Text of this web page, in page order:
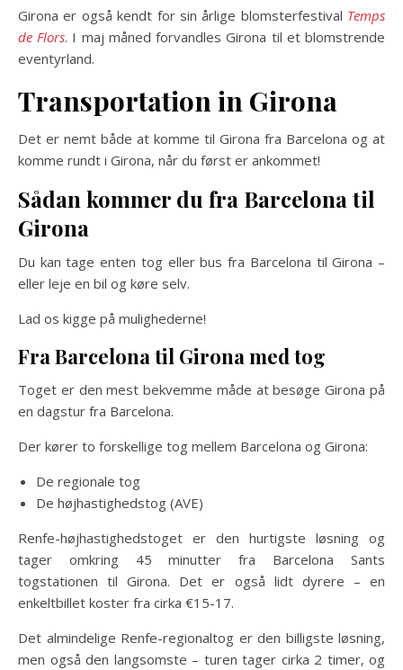
Girona er også kendt for sin årlige blomsterfestival Temps
de Flors. I maj måned forvandles Girona til et blomstrende
eventyrland.
Transportation in Girona
Det er nemt både at komme til Girona fra Barcelona og at
komme rundt i Girona, når du først er ankommet!
Sådan kommer du fra Barcelona til
Girona
Du kan tage enten tog eller bus fra Barcelona til Girona –
eller leje en bil og køre selv.
Lad os kigge på mulighederne!
Fra Barcelona til Girona med tog
Toget er den mest bekvemme måde at besøge Girona på
en dagstur fra Barcelona.
Der kører to forskellige tog mellem Barcelona og Girona:
De regionale tog
De højhastighedstog (AVE)
Renfe-højhastighedstoget er den hurtigste løsning og
tager omkring 45 minutter fra Barcelona Sants
togstationen til Girona. Det er også lidt dyrere – en
enkeltbillet koster fra cirka €15-17.
Det almindelige Renfe-regionaltog er den billigste løsning,
men også den langsomste – turen tager cirka 2 timer, og